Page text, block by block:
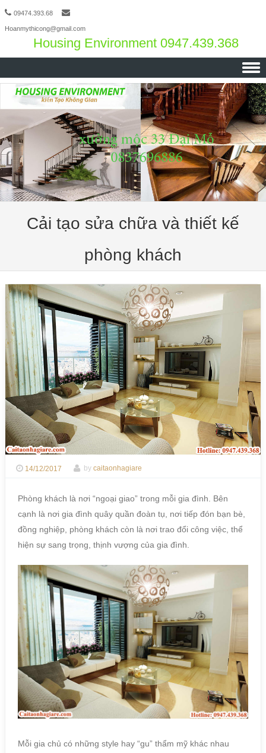
09474.393.68
Hoanmythicong@gmail.com
Housing Environment 0947.439.368
Skip to content
Cải tạo sửa chữa và thiết kế
phòng khách
14/12/2017 by caitaonhagiare
Phòng khách là nơi “ngoại giao” trong mỗi gia đình. Bên
cạnh là nơi gia đình quây quần đoàn tụ, nơi tiếp đón bạn bè,
đồng nghiệp, phòng khách còn là nơi trao đổi công việc, thể
hiện sự sang trọng, thịnh vượng của gia đình.
Mỗi gia chủ có những style hay “gu” thẩm mỹ khác nhau